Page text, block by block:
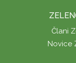
Člani
Novice